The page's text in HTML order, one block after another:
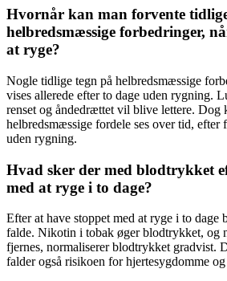
Hvornår kan man forvente
helbredsmæssige forbedringer,
at ryge?
Nogle tidlige tegn på helbredsmæssige
vises allerede efter to dage uden rygning.
renset og åndedrættet vil blive lettere. Dog
helbredsmæssige fordele ses over tid, efter
uden rygning.
Hvad sker der med blodtrykket
med at ryge i to dage?
Efter at have stoppet med at ryge i to dage
falde. Nikotin i tobak øger blodtrykket, og
fjernes, normaliserer blodtrykket gradvist.
falder også risikoen for hjertesygdomme